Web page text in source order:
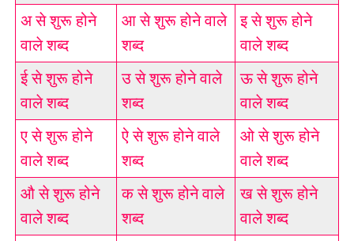
अ से शुरू होने
वाले शब्द
आ से शुरू होने वाले
शब्द
इ से शुरू होने
वाले शब्द
ई से शुरू होने
वाले शब्द
उ से शुरू होने वाले
शब्द
ऊ से शुरू होने
वाले शब्द
ए से शुरू होने
वाले शब्द
ऐ से शुरू होने वाले
शब्द
ओ से शुरू होने
वाले शब्द
औ से शुरू होने
वाले शब्द
क से शुरू होने वाले
शब्द
ख से शुरू होने
वाले शब्द